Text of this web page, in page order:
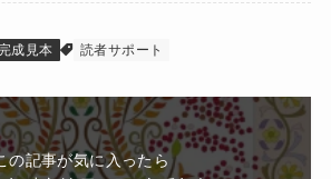
成見本 読者サポート
の記事が気に入ったら